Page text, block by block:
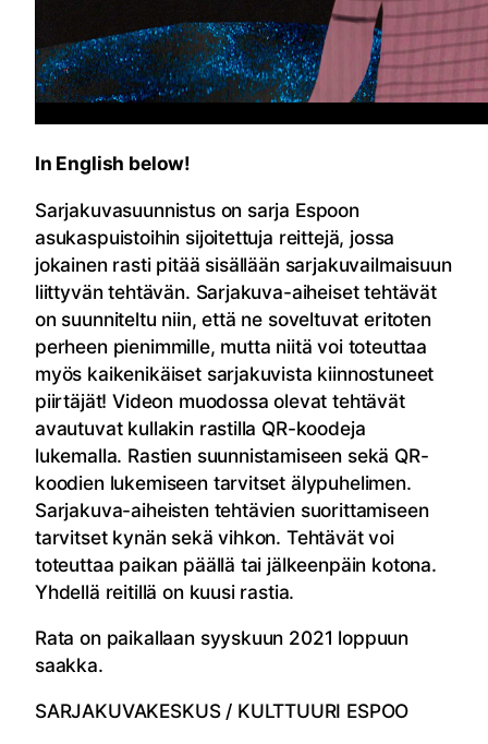
In English below!
Sarjakuvasuunnistus on sarja Espoon
asukaspuistoihin sijoitettuja reittejä, jossa
jokainen rasti pitää sisällään sarjakuvailmaisuun
liittyvän tehtävän. Sarjakuva-aiheiset tehtävät
on suunniteltu niin, että ne soveltuvat eritoten
perheen pienimmille, mutta niitä voi toteuttaa
myös kaikenikäiset sarjakuvista kiinnostuneet
piirtäjät! Videon muodossa olevat tehtävät
avautuvat kullakin rastilla QR-koodeja
lukemalla. Rastien suunnistamiseen sekä QR-
koodien lukemiseen tarvitset älypuhelimen.
Sarjakuva-aiheisten tehtävien suorittamiseen
tarvitset kynän sekä vihkon. Tehtävät voi
toteuttaa paikan päällä tai jälkeenpäin kotona.
Yhdellä reitillä on kuusi rastia.
Rata on paikallaan syyskuun 2021 loppuun
saakka.
SARJAKUVAKESKUS / KULTTUURI ESPOO